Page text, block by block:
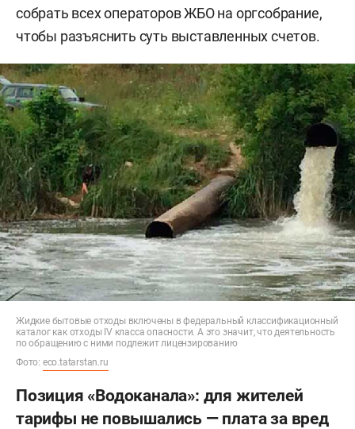
собрать всех операторов ЖБО на оргсобрание,
чтобы разъяснить суть выставленных счетов.
Жидкие бытовые отходы включены в федеральный классификационный
каталог как отходы IV класса опасности. А это значит, что деятельность
по обращению с ними подлежит лицензированию
Фото: eco.tatarstan.ru
Позиция «Водоканала»: для жителей
тарифы не повышались — плата за вред